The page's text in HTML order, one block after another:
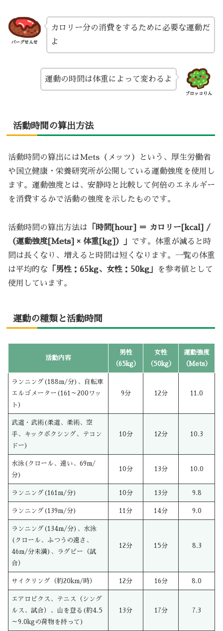
バーグせんせ
カロリー分の消費をするために必要な運動だ
よ
ブロッコりん
運動の時間は体重によって変わるよ
活動時間の算出方法
活動時間の算出にはMets（メッツ）という、厚生労働省
や国立健康・栄養研究所が公開している運動強度を使用し
ます。運動強度とは、安静時と比較して何倍のエネルギー
を消費するかで活動の強度を示したものです。
活動時間の算出方法は 「時間[hour] ＝ カロリー[kcal] /
（運動強度[Mets] × 体重[kg]）」 です。体重が減ると時
間は長くなり、増えると時間は短くなります。一覧の体重
は平均的な 「男性：65kg、女性：50kg」
を参考値として
使用しています。
運動の種類と活動時間
活動内容
男性
（65kg）
女性
（50kg）
運動強度
（Mets）
ランニング(188m/分)、自転車
エルゴメーター(161～200ワッ
ト)
9分 12分 11.0
武道・武術(柔道、柔術、空
手、キックボクシング、テコン
ドー)
10分 12分 10.3
水泳(クロール、速い、69m/
分)
10分 13分 10.0
ランニング(161m/分) 10分 13分 9.8
ランニング(139m/分) 11分 14分 9.0
ランニング(134m/分)、水泳
(クロール、ふつうの速さ、
46m/分未満)、ラグビー（試
合）
12分 15分 8.3
サイクリング（約20km/時） 12分 16分 8.0
エアロビクス、テニス（シング
ルス、試合）、山を登る(約4.5
～9.0kgの荷物を持って)
13分 17分 7.3